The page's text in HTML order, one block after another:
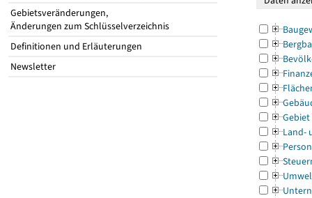
Gebietsveränderungen,
Änderungen zum Schlüsselverzeichnis
Definitionen und Erläuterungen
Newsletter
Gebiet
Land-